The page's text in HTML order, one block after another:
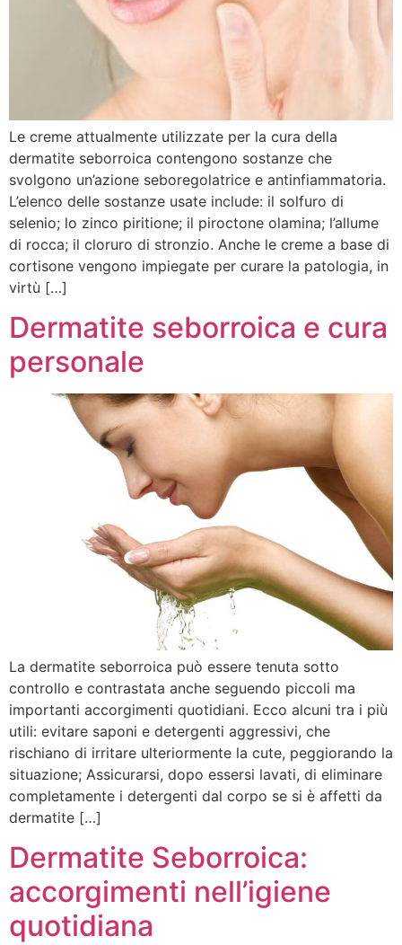
Le creme attualmente utilizzate per la cura della
dermatite seborroica contengono sostanze che
svolgono un’azione seboregolatrice e antinfiammatoria.
L’elenco delle sostanze usate include: il solfuro di
selenio; lo zinco piritione; il piroctone olamina; l’allume
di rocca; il cloruro di stronzio. Anche le creme a base di
cortisone vengono impiegate per curare la patologia, in
virtù […]
Dermatite seborroica e cura
personale
La dermatite seborroica può essere tenuta sotto
controllo e contrastata anche seguendo piccoli ma
importanti accorgimenti quotidiani. Ecco alcuni tra i più
utili: evitare saponi e detergenti aggressivi, che
rischiano di irritare ulteriormente la cute, peggiorando la
situazione; Assicurarsi, dopo essersi lavati, di eliminare
completamente i detergenti dal corpo se si è affetti da
dermatite […]
Dermatite Seborroica:
accorgimenti nell’igiene
quotidiana